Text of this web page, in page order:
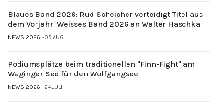
Blaues Band 2026: Rud Scheicher verteidigt Titel aus
dem Vorjahr. Weisses Band 2026 an Walter Haschka
NEWS 2026 05.AUG.
Podiumsplätze beim traditionellen "Finn-Fight" am
Waginger See für den Wolfgangsee
NEWS 2026 24.JULI